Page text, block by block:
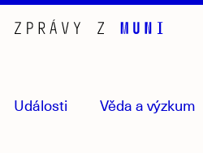
Události Věda a výzkum